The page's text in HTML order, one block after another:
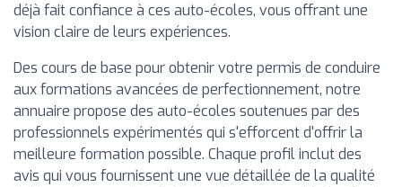
déjà fait confiance à ces auto-écoles, vous offrant une
vision claire de leurs expériences.
Des cours de base pour obtenir votre permis de conduire
aux formations avancées de perfectionnement, notre
annuaire propose des auto-écoles soutenues par des
professionnels expérimentés qui s'efforcent d'offrir la
meilleure formation possible. Chaque profil inclut des
avis qui vous fournissent une vue détaillée de la qualité